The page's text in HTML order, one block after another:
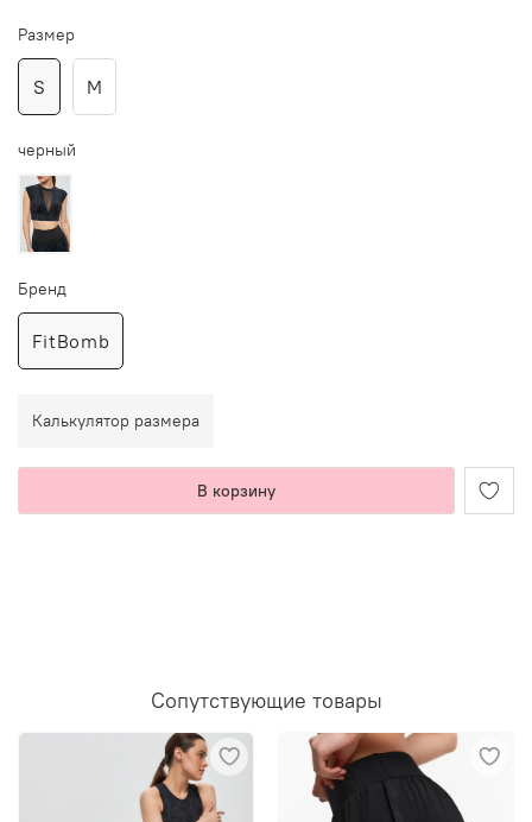
Калькулятор размера
В корзину
Размер
S M
черный
Бренд
FitBomb
Сопутствующие товары